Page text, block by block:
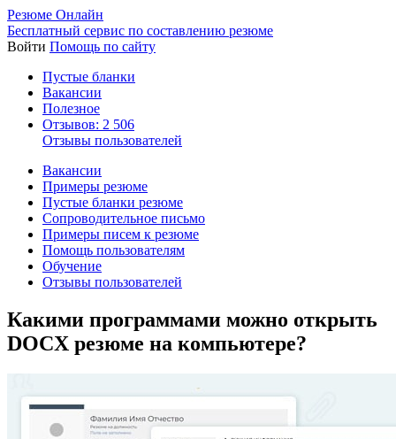
Резюме Онлайн
Бесплатный сервис по составлению резюме
Войти Помощь по сайту
Пустые бланки
Вакансии
Полезное
Отзывов: 2 506
Отзывы пользователей
Вакансии
Примеры резюме
Пустые бланки резюме
Сопроводительное письмо
Примеры писем к резюме
Помощь пользователям
Обучение
Отзывы пользователей
Какими программами можно открыть
DOCX резюме на компьютере?